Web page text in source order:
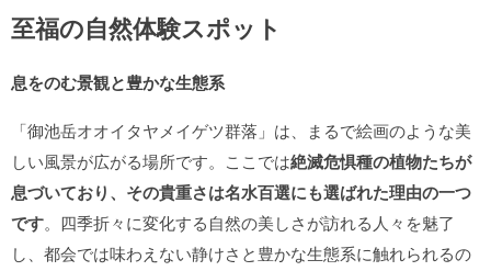
至福の自然体験スポット
息をのむ景観と豊かな生態系
「御池岳オオイタヤメイゲツ群落」は、まるで絵画のような美
しい風景が広がる場所です。ここでは絶滅危惧種の植物たちが
息づいており、その貴重さは名水百選にも選ばれた理由の一つ
です。四季折々に変化する自然の美しさが訪れる人々を魅了
し、都会では味わえない静けさと豊かな生態系に触れられるの